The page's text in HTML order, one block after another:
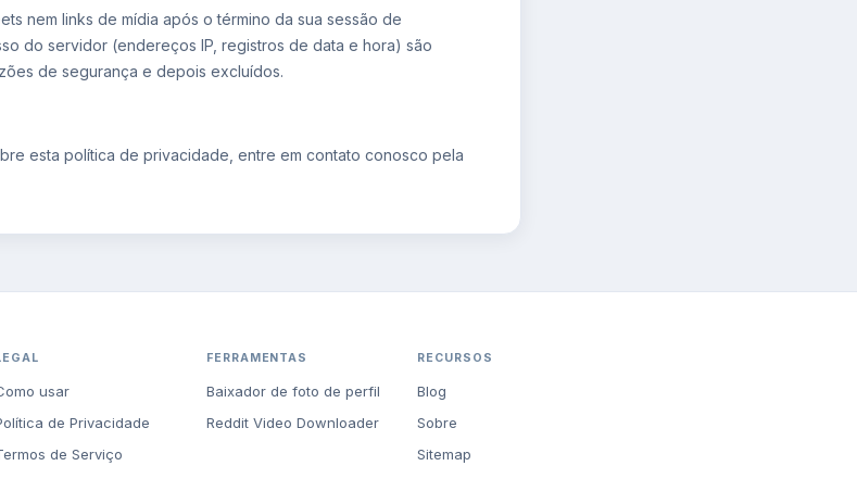
nem links de mídia após o término da sua sessão de
do servidor (endereços IP, registros de data e hora) são
de segurança e depois excluídos.
esta política de privacidade, entre em contato conosco pela
usar
de Privacidade
de Serviço
FERRAMENTAS
Baixador de foto de perfil
Reddit Video Downloader
RECURSOS
Blog
Sobre
Sitemap